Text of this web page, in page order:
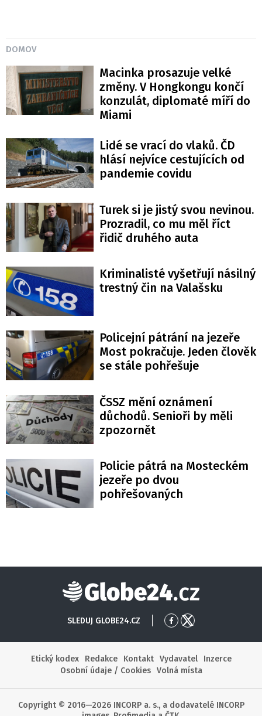
DOMOV
Macinka prosazuje velké
změny. V Hongkongu končí
konzulát, diplomaté míří do
Miami
Lidé se vrací do vlaků. ČD
hlásí nejvíce cestujících od
pandemie covidu
Turek si je jistý svou nevinou.
Prozradil, co mu měl říct
řidič druhého auta
Kriminalisté vyšetřují násilný
trestný čin na Valašsku
Policejní pátrání na jezeře
Most pokračuje. Jeden člověk
se stále pohřešuje
ČSSZ mění oznámení
důchodů. Senioři by měli
zpozornět
Policie pátrá na Mosteckém
jezeře po dvou
pohřešovaných
Globe24
SLEDUJ GLOBE24.CZ
Přejít
Facebook
Přejít
X
Etický kodex
Redakce Kontakt Vydavatel
Inzerce
Osobní údaje / Cookies
Volná místa
Copyright © 2016—2026 INCORP a. s., a dodavatelé INCORP